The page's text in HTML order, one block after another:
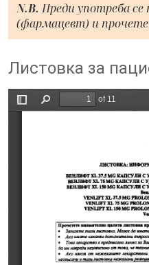
N.B. Преди употреба
(фармацевт) и
Листовка за